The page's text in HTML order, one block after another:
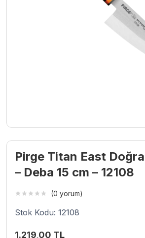
Pirge Titan East
– Deba 15 cm – 12108
(0 yorum)
Stok Kodu: 12108
1.219,00 TL